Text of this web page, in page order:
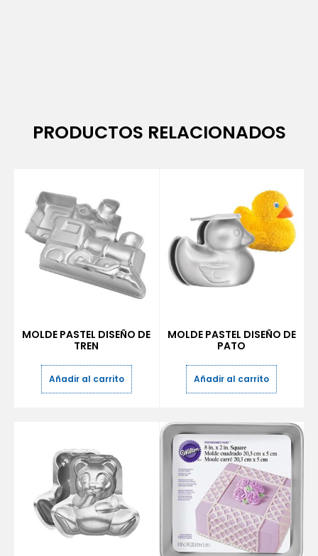
PRODUCTOS RELACIONADOS
MOLDE PASTEL DISEÑO DE
TREN
Añadir al carrito
MOLDE PASTEL DISEÑO DE
PATO
Añadir al carrito